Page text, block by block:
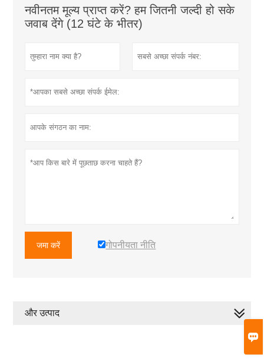

नवीनतम मूल्य प्राप्त करें? हम जितनी जल्दी हो सके
जवाब देंगे (12 घंटे के भीतर)
जमा करें गोपनीयता नीति
और उत्पाद